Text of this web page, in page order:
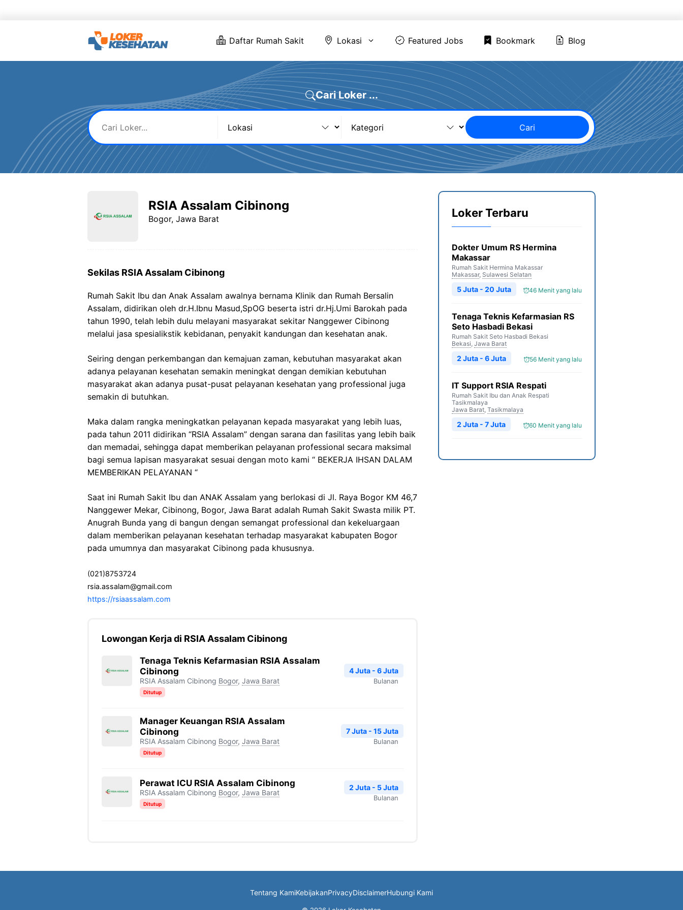
Daftar Rumah Sakit Lokasi Featured Jobs Bookmark Blog
Cari Loker ...
Cari
RSIA Assalam Cibinong
Bogor, Jawa Barat
Sekilas RSIA Assalam Cibinong
Rumah Sakit Ibu dan Anak Assalam awalnya bernama Klinik dan Rumah Bersalin
Assalam, didirikan oleh dr.H.Ibnu Masud,SpOG beserta istri dr.Hj.Umi Barokah pada
tahun 1990, telah lebih dulu melayani masyarakat sekitar Nanggewer Cibinong
melalui jasa spesialikstik kebidanan, penyakit kandungan dan kesehatan anak.
Seiring dengan perkembangan dan kemajuan zaman, kebutuhan masyarakat akan
adanya pelayanan kesehatan semakin meningkat dengan demikian kebutuhan
masyarakat akan adanya pusat-pusat pelayanan kesehatan yang professional juga
semakin di butuhkan.
Maka dalam rangka meningkatkan pelayanan kepada masyarakat yang lebih luas,
pada tahun 2011 didirikan “RSIA Assalam” dengan sarana dan fasilitas yang lebih baik
dan memadai, sehingga dapat memberikan pelayanan professional secara maksimal
bagi semua lapisan masyarakat sesuai dengan moto kami “ BEKERJA IHSAN DALAM
MEMBERIKAN PELAYANAN “
Saat ini Rumah Sakit Ibu dan ANAK Assalam yang berlokasi di Jl. Raya Bogor KM 46,7
Nanggewer Mekar, Cibinong, Bogor, Jawa Barat adalah Rumah Sakit Swasta milik PT.
Anugrah Bunda yang di bangun dengan semangat professional dan kekeluargaan
dalam memberikan pelayanan kesehatan terhadap masyarakat kabupaten Bogor
pada umumnya dan masyarakat Cibinong pada khususnya.
(021)8753724
rsia.assalam@gmail.com
https://rsiaassalam.com
Lowongan Kerja di RSIA Assalam Cibinong
Tenaga Teknis Kefarmasian RSIA Assalam
Cibinong
RSIA Assalam Cibinong Bogor, Jawa Barat
Ditutup
4 Juta - 6 Juta
Bulanan
Manager Keuangan RSIA Assalam
Cibinong
RSIA Assalam Cibinong Bogor, Jawa Barat
Ditutup
7 Juta - 15 Juta
Bulanan
Perawat ICU RSIA Assalam Cibinong
RSIA Assalam Cibinong Bogor, Jawa Barat
Ditutup
2 Juta - 5 Juta
Bulanan
Loker Terbaru
Dokter Umum RS Hermina
Makassar
Rumah Sakit Hermina Makassar
Makassar, Sulawesi Selatan
46 Menit yang lalu
5 Juta - 20 Juta
Tenaga Teknis Kefarmasian RS
Seto Hasbadi Bekasi
Rumah Sakit Seto Hasbadi Bekasi
Bekasi, Jawa Barat
56 Menit yang lalu
2 Juta - 6 Juta
IT Support RSIA Respati
Rumah Sakit Ibu dan Anak Respati
Tasikmalaya
Jawa Barat, Tasikmalaya
60 Menit yang lalu
2 Juta - 7 Juta
Tentang KamiKebijakanPrivacyDisclaimerHubungi Kami